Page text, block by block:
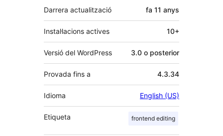
Darrera actualització fa 11 anys
Instal·lacions actives 10+
Versió del WordPress 3.0 o posterior
Provada fins a 4.3.34
Idioma English (US)
Etiqueta frontend editing